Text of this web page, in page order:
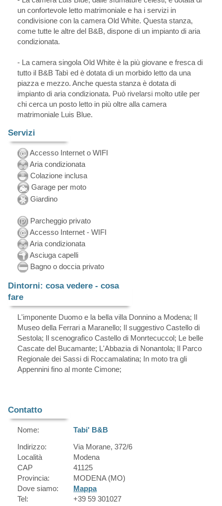
un confortevole letto matrimoniale e ha i servizi in
condivisione con la camera Old White. Questa stanza,
come tutte le altre del B&B, dispone di un impianto di aria
condizionata.
- La camera singola Old White è la più giovane e fresca di
tutto il B&B Tabì ed è dotata di un morbido letto da una
piazza e mezzo. Anche questa stanza è dotata di
impianto di aria condizionata. Può rivelarsi molto utile per
chi cerca un posto letto in più oltre alla camera
matrimoniale Luis Blue.
Servizi
Accesso Internet o WIFI
Aria condizionata
Colazione inclusa
Garage per moto
Giardino
Parcheggio privato
Accesso Internet - WIFI
Aria condizionata
Asciuga capelli
Bagno o doccia privato
Dintorni: cosa vedere - cosa
fare
L'imponente Duomo e la bella villa Donnino a Modena; Il
Museo della Ferrari a Maranello; Il suggestivo Castello di
Sestola; Il scenografico Castello di Monrtecuccol; Le belle
Cascate del Bucamante; L'Abbazia di Nonantola; Il Parco
Regionale dei Sassi di Roccamalatina; In moto tra gli
Appennini fino al monte Cimone;
Contatto
Nome:
Indirizzo:
Località
CAP
Provincia:
Dove siamo:
Tel:
Tabi' B&B
Via Morane, 372/6
Modena
41125
MODENA (MO)
Mappa
+39 59 301027